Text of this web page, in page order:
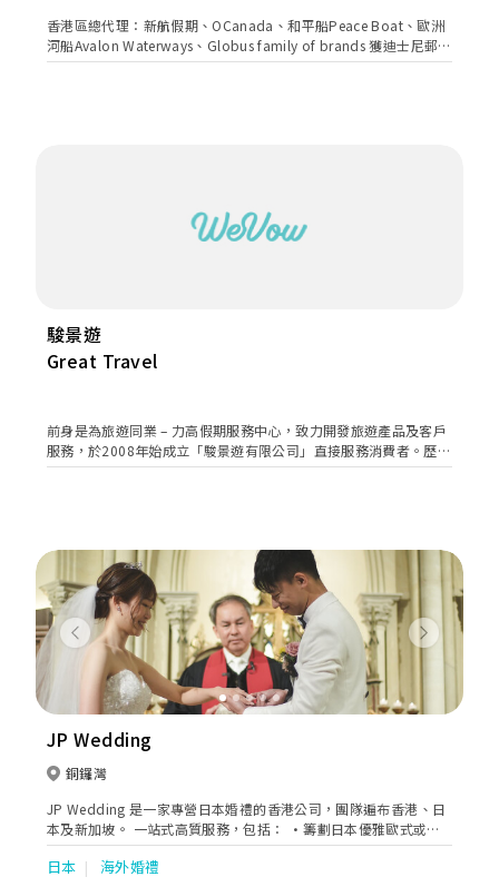
香港區總代理：新航假期、OCanada、和平船Peace Boat、歐洲
河船Avalon Waterways、Globus family of brands 獲迪士尼郵
輪、皇家加勒比國際遊輪、名人郵輪、公主郵輪、挪威郵輪等超過
駿景遊
Great Travel
前身是為旅遊同業 – 力高假期服務中心，致力開發旅遊產品及客戶
服務，於2008年始成立「駿景遊有限公司」直接服務消費者。歷經
多年、用心經營、穩固發展，於本地旅遊、國內短線、旅遊巴及花
至終都感到「信心、開心、放心」。 駿景遊由推出本地一天遊行程
線起步，亦是本地旅遊界先驅，頗受愛好本地旅遊者好評，本公司
不以此滿足，逐步建立橫跨各省的各項行程，多元化的旅程安排是
您休閒渡假的最佳選擇，現在本地及國內都有駿景遊旅行團的足
跡，以豐富的旅遊經驗，為您實現暢遊香港及國內、享受美好人生
的夢想！ 現時，參加駿景遊至本地及國內的人數與日俱增，是香港
較具規模、口碑最佳的旅行社之一，高品質獲得無數參加者及委託
承辦包團負責人之肯定。我們以最優質的出團為目標，依顧客需求
安排最佳之旅遊服務。 時至今日、本公司擁有一流頂尖的領隊群及
旅遊車隊，在我們長期的培訓指導下，擁有專業素養、靈敏反應、
沈著心思，更有對旅遊及客戶無比的熱忱活力；參加過我們的旅行
團後，您的意見回饋，就是我們繼續堅持職業道德的原動力 !
Previous Next
JP Wedding
銅鑼灣
JP Wedding 是一家專營日本婚禮的香港公司，團隊遍布香港、日
本及新加坡。 一站式高質服務，包括： •籌劃日本優雅歐式或自
然風教堂的婚禮儀式 •婚紗和服攝影 •日式新娘化妝及髮型設計
•日本婚紗租借服務 •結婚週年紀念派對 JP Wedding 致力於為
日本 海外婚禮